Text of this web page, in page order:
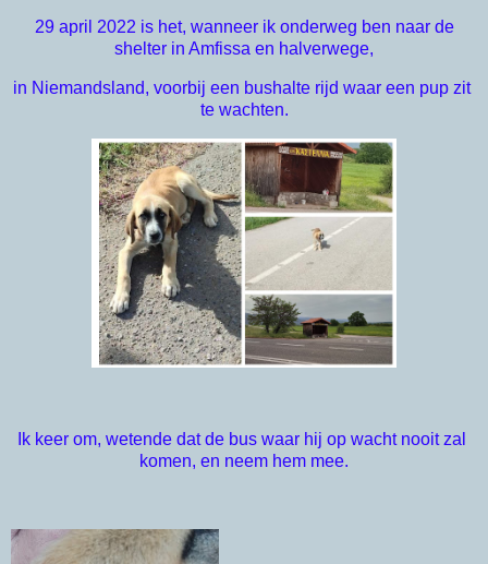
29 april 2022 is het, wanneer ik onderweg ben naar de
shelter in Amfissa en halverwege,
in Niemandsland, voorbij een bushalte rijd waar een pup zit
te wachten.
Ik keer om, wetende dat de bus waar hij op wacht nooit zal
komen, en neem hem mee.